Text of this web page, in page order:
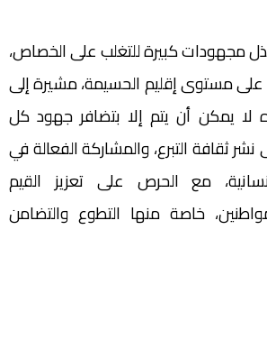
مجهودات كبيرة للتغلب على الخصاص،
على مستوى إقليم الحسيمة، مشيرة إلى
لا يمكن أن يتم إلا بتضافر جهود كل
نشر ثقافة التبرع، والمشاركة الفعالة في
مع الحرص على تعزيز القيم
خاصة منها التطوع والتضامن